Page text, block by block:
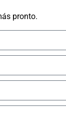
pronto.